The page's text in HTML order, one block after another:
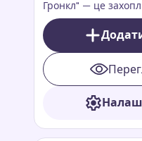
Гронкл" — це
доповнення до
досвіду. Це
розширення для
Cursor Trail або
Chrome, яке
веб-сторінках.